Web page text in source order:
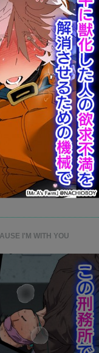
チェック！検索機能も充
かるはず！
ス)
で本編全てが読めちゃ
アニメやゲームの優良
I'M WITH YOU